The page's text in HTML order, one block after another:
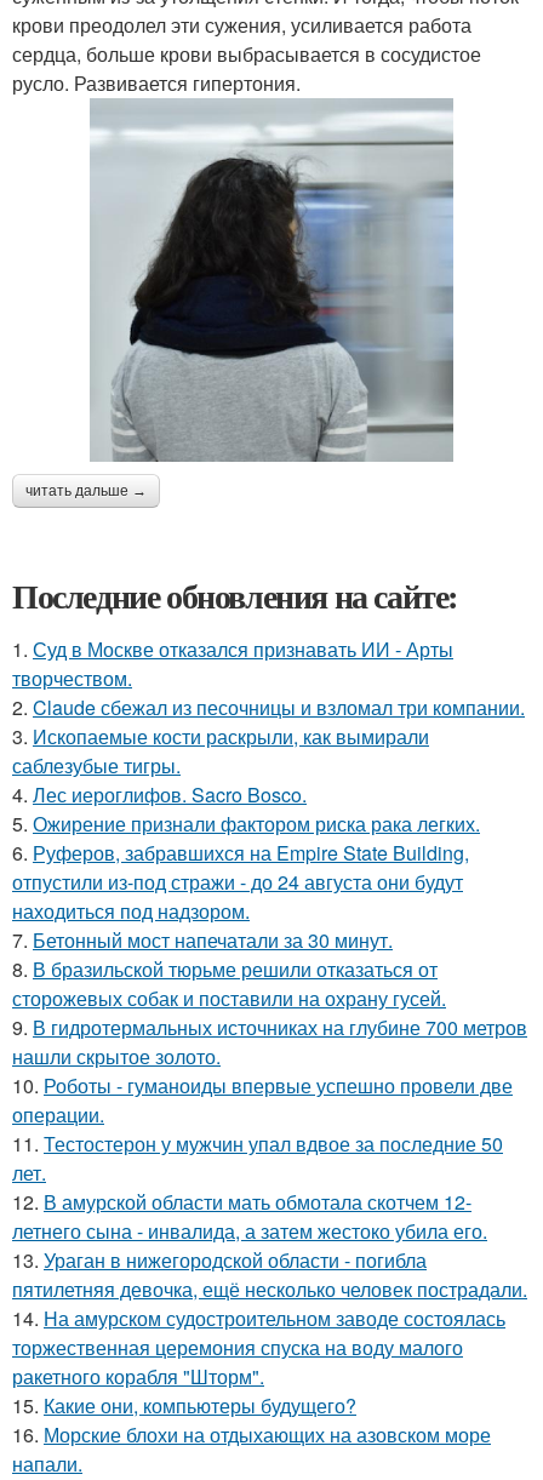
крови преодолел эти сужения, усиливается работа
сердца, больше крови выбрасывается в сосудистое
русло. Развивается гипертония.
читать дальше →
Последние обновления на сайте:
1. Суд в Москве отказался признавать ИИ - Арты
творчеством.
2. Claude сбежал из песочницы и взломал три компании.
3. Ископаемые кости раскрыли, как вымирали
саблезубые тигры.
4. Лес иероглифов. Sacro Bosco.
5. Ожирение признали фактором риска рака легких.
6. Руферов, забравшихся на Empire State Building,
отпустили из-под стражи - до 24 августа они будут
находиться под надзором.
7. Бетонный мост напечатали за 30 минут.
8. В бразильской тюрьме решили отказаться от
сторожевых собак и поставили на охрану гусей.
9. В гидротермальных источниках на глубине 700 метров
нашли скрытое золото.
10. Роботы - гуманоиды впервые успешно провели две
операции.
11. Тестостерон у мужчин упал вдвое за последние 50
лет.
12. В амурской области мать обмотала скотчем 12-
летнего сына - инвалида, а затем жестоко убила его.
13. Ураган в нижегородской области - погибла
пятилетняя девочка, ещё несколько человек пострадали.
14. На амурском судостроительном заводе состоялась
торжественная церемония спуска на воду малого
ракетного корабля "Шторм".
15. Какие они, компьютеры будущего?
16. Морские блохи на отдыхающих на азовском море
напали.